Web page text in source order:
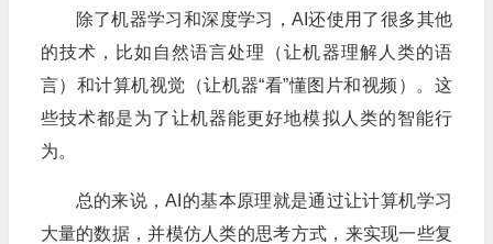
除了机器学习和深度学习，AI还使用了很多其他
的技术，比如自然语言处理（让机器理解人类的语
言）和计算机视觉（让机器“看”懂图片和视频）。这
些技术都是为了让机器能更好地模拟人类的智能行
为。
总的来说，AI的基本原理就是通过让计算机学习
大量的数据，并模仿人类的思考方式，来实现一些复